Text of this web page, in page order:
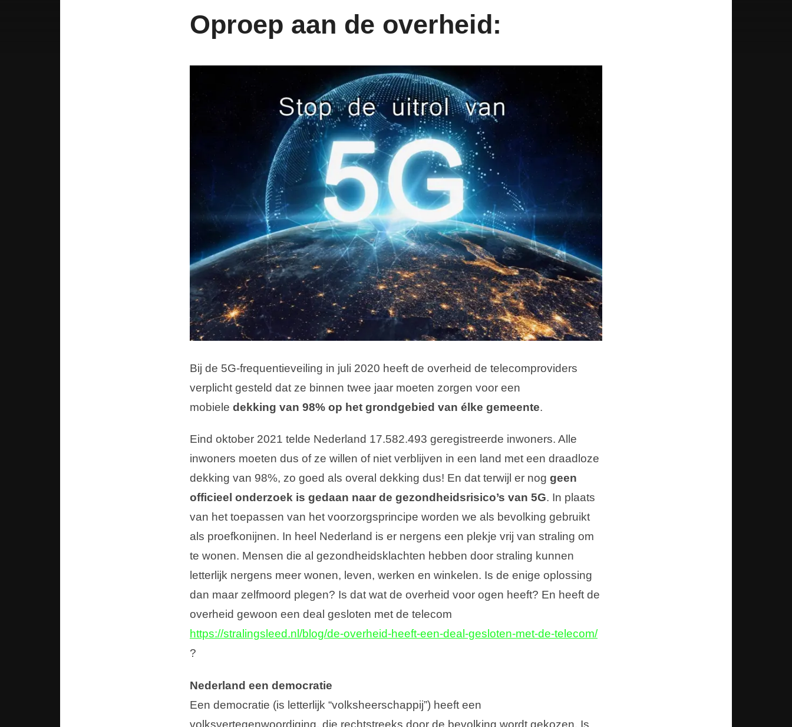
Oproep aan de overheid:
Bij de 5G-frequentieveiling in juli 2020 heeft de overheid de telecomproviders
verplicht gesteld dat ze binnen twee jaar moeten zorgen voor een
mobiele dekking van 98% op het grondgebied van élke gemeente.
Eind oktober 2021 telde Nederland 17.582.493 geregistreerde inwoners. Alle
inwoners moeten dus of ze willen of niet verblijven in een land met een draadloze
dekking van 98%, zo goed als overal dekking dus! En dat terwijl er nog geen
officieel onderzoek is gedaan naar de gezondheidsrisico’s van 5G. In plaats
van het toepassen van het voorzorgsprincipe worden we als bevolking gebruikt
als proefkonijnen. In heel Nederland is er nergens een plekje vrij van straling om
te wonen. Mensen die al gezondheids­klachten hebben door straling kunnen
letterlijk nergens meer wonen, leven, werken en winkelen. Is de enige oplossing
dan maar zelfmoord plegen? Is dat wat de overheid voor ogen heeft? En heeft de
overheid gewoon een deal gesloten met de telecom
https://stralingsleed.nl/blog/de-overheid-heeft-een-deal-gesloten-met-de-telecom/
?
Nederland een democratie
Een democratie (is letterlijk “volksheerschappij”) heeft een
volksvertegenwoordiging, die rechtstreeks door de bevolking wordt gekozen. Is